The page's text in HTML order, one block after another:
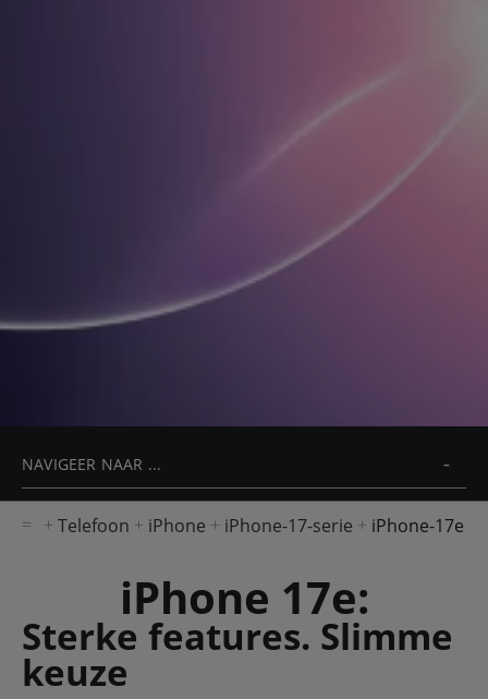
NAVIGEER NAAR ...
Telefoon iPhone iPhone-17-serie iPhone-17e
iPhone 17e:
Sterke features. Slimme
keuze